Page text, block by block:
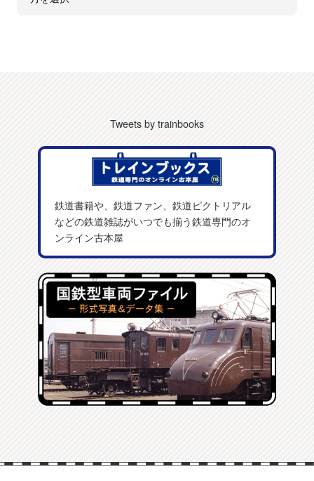
Tweets by trainbooks
鉄道書籍や、鉄道ファン、鉄道ピクトリアル
などの鉄道雑誌がいつでも揃う鉄道専門のオ
ンライン古本屋